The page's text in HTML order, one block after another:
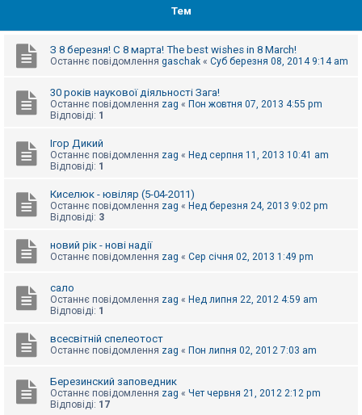
Т
м
б
з
о
е
к
и
Тем
З 8 березня! С 8 марта! The best wishes in 8 March!
Останнє повідомлення gaschak « Суб березня 08, 2014 9:14 am
30 років наукової діяльності Зага!
Останнє повідомлення zag « Пон жовтня 07, 2013 4:55 pm
Відповіді: 1
Ігор Дикий
Останнє повідомлення zag « Нед серпня 11, 2013 10:41 am
Відповіді: 1
Киселюк - ювіляр (5-04-2011)
Останнє повідомлення zag « Нед березня 24, 2013 9:02 pm
Відповіді: 3
новий рік - нові надії
Останнє повідомлення zag « Сер січня 02, 2013 1:49 pm
сало
Останнє повідомлення zag « Нед липня 22, 2012 4:59 am
Відповіді: 1
всесвітній спелеотост
Останнє повідомлення zag « Пон липня 02, 2012 7:03 am
Березинский заповедник
Останнє повідомлення zag « Чет червня 21, 2012 2:12 pm
Відповіді: 17